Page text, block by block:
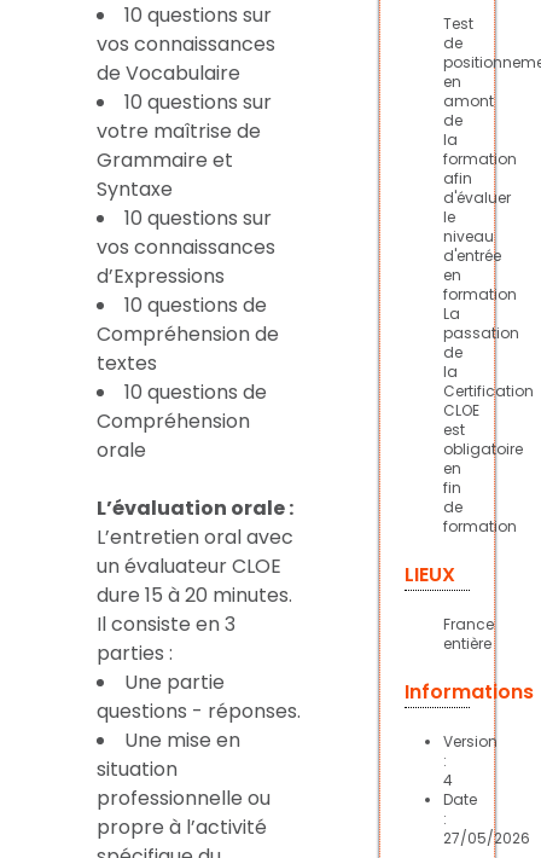
10 questions sur
vos connaissances
de Vocabulaire
10 questions sur
votre maîtrise de
Grammaire et
Syntaxe
10 questions sur
vos connaissances
d’Expressions
10 questions de
Compréhension de
textes
10 questions de
Compréhension
orale
L’évaluation orale :
L’entretien oral avec
un évaluateur CLOE
dure 15 à 20 minutes.
Il consiste en 3
parties :
Une partie
questions - réponses.
Une mise en
situation
professionnelle ou
propre à l’activité
Test
de
en
amont
de
la
formation
afin
d'évaluer
le
niveau
d'entrée
en
formation
La
passation
de
la
Certification
CLOE
est
obligatoire
en
fin
de
formation
LIEUX
France
entière
Informations
Version
:
4
Date
:
27/05/2026